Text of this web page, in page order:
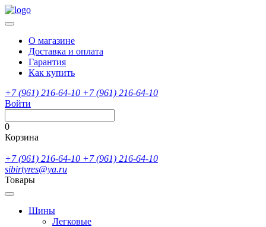
О магазине
Доставка и оплата
Гарантия
Как купить
+7 (961) 216-64-10 +7 (961) 216-64-10
Войти
0
Корзина
+7 (961) 216-64-10 +7 (961) 216-64-10
sibirtyres@ya.ru
Товары
Шины
Легковые